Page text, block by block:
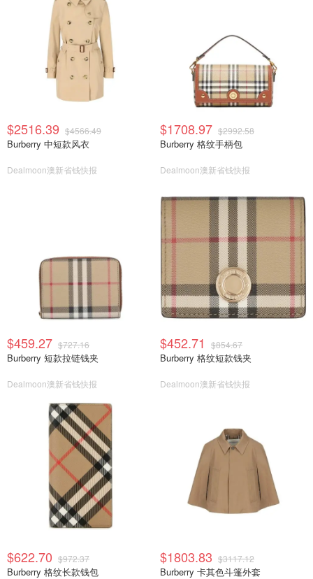
$2516.39 $4566.49
Burberry 中短款风衣
Dealmoon澳新省钱快报
$1708.97 $2992.58
Burberry 格纹手柄包
Dealmoon澳新省钱快报
$459.27 $727.16
Burberry 短款拉链钱夹
Dealmoon澳新省钱快报
$452.71 $854.67
Burberry 格纹短款钱夹
Dealmoon澳新省钱快报
$622.70 $972.37
Burberry 格纹长款钱包
$1803.83 $3117.12
Burberry 卡其色斗篷外套